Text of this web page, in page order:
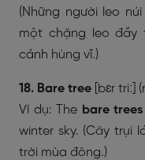
(Những người leo
một chặng leo đầy
cảnh hùng vĩ.)
18. Bare tree [bɛr triː]
Ví dụ: The bare trees
winter sky. (Cây trụi
trời mùa đông.)